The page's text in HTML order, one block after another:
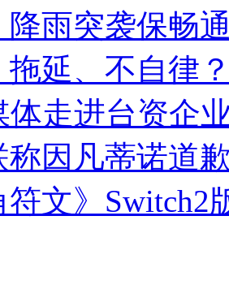
降雨突袭保畅
拖延、不自律
体走进台资企
称因凡蒂诺道
符文》